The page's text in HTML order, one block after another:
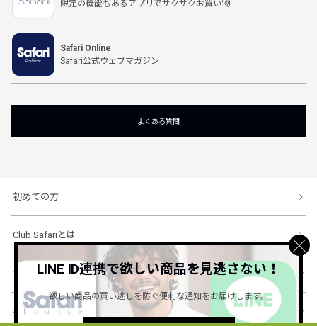
限定の機能もあるアプリでサクサクお買い物
Safari Online
Safari公式ウェブマガジン
よくある質問
初めての方
Club Safariとは
ショッピングガイド
会社概要・規約
LINE ID連携で欲しい商品を見逃さない！
欲しい商品の買い逃しを防ぐ便利な通知をお届けします。